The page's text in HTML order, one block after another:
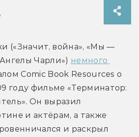
(«Значит, война», «Мы —
Чарли») немного
Comic Book Resources о
году фильме «Терминатор:
Он выразил
и актёрам, а также
и раскрыл